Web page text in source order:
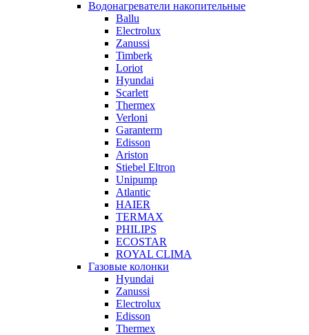
Водонагреватели накопительные
Ballu
Electrolux
Zanussi
Timberk
Loriot
Hyundai
Scarlett
Thermex
Verloni
Garanterm
Edisson
Ariston
Stiebel Eltron
Unipump
Atlantic
HAIER
TERMAX
PHILIPS
ECOSTAR
ROYAL CLIMA
Газовые колонки
Hyundai
Zanussi
Electrolux
Edisson
Thermex